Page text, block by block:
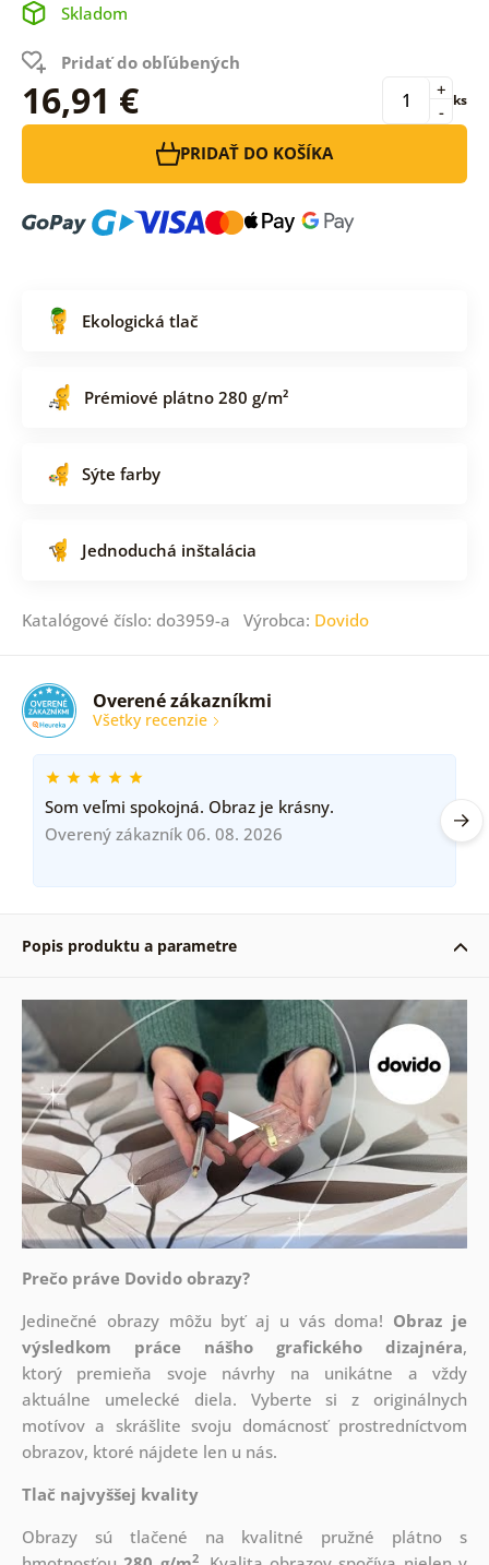
Skladom
Pridať do obľúbených
16,91 € -
+ ks
PRIDAŤ DO KOŠÍKA
Ekologická tlač
Prémiové plátno 280 g/m²
Sýte farby
Jednoduchá inštalácia
Katalógové číslo: do3959-a Výrobca: Dovido
Overené zákazníkmi
Všetky recenzie
Som veľmi spokojná. Obraz je krásny.
Overený zákazník 06. 08. 2026
Popis produktu a parametre
Prečo práve Dovido obrazy?
Jedinečné obrazy môžu byť aj u vás doma! Obraz je
výsledkom práce nášho grafického dizajnéra,
ktorý premieňa svoje návrhy na unikátne a vždy
aktuálne umelecké diela. Vyberte si z originálnych
motívov a skrášlite svoju domácnosť prostredníctvom
obrazov, ktoré nájdete len u nás.
Tlač najvyššej kvality
Obrazy sú tlačené na kvalitné pružné plátno s
2